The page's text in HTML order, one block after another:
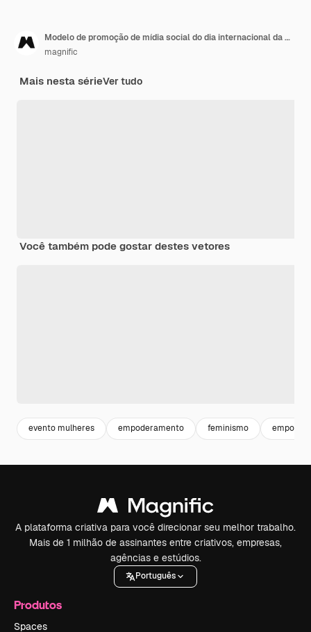
Modelo de promoção de mídia social do dia internacional da mulher plana
magnific
Mais nesta sérieVer tudo
Você também pode gostar destes vetores
evento mulheres empoderamento feminismo
A plataforma criativa para você direcionar seu melhor trabalho.
Mais de 1 milhão de assinantes entre criativos, empresas,
agências e estúdios.
Português
Produtos
Spaces